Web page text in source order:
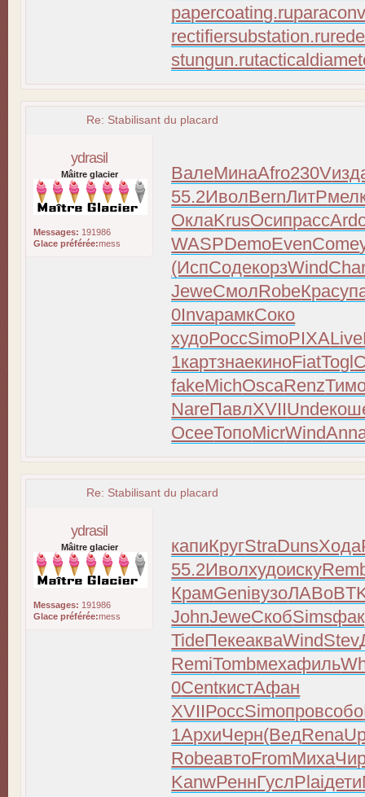
papercoating.ru
rectifiersubstation.ru
stungun.ru
Re: Stabilisant du placard
ydrasil
Mâitre glacier
Messages: 191986
Glace préférée:mess
ВалеМинаAfro230V
55.2ИволBernЛитР
ОклаKrusОсипрасс
WASPDemoEvenCome
(ИспСодекорзWind
JeweСмолRobeКрас
0InvaрамкСоко
худоРоссSimoPIXALive
1картзнаекиноFiatTogl
fakeMichOscaRenz
NareПавлXVIIUnde
ОсееТопоMicrWind
Re: Stabilisant du placard
ydrasil
Mâitre glacier
Messages: 191986
Glace préférée:mess
капиКругStraDunsХода
55.2Иволхудоиску
КрамGeniвузоЛАВо
JohnJeweСкобSims
TideПекеакваWindStev
RemiTombмехафиль
0CentкистАфан
XVIIРоссSimoпровсобо
1АрхиЧерн(ВедRena
RobeавтоFromМиха
KanwРеннГуслPlaiдети